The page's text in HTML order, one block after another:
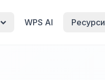
WPS AI Ресурси